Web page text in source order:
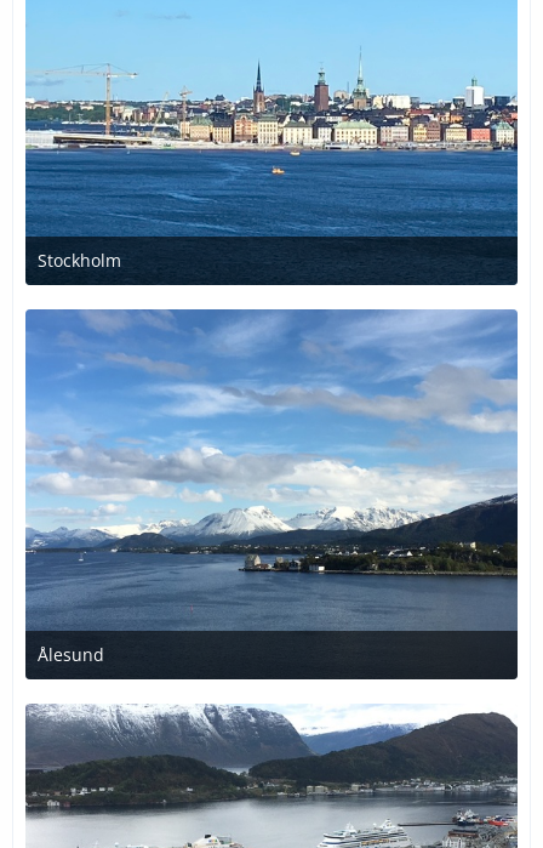
Stockholm
20. Juni 2021 um 14:07
Ålesund
14. Mai 2019 um 17:39